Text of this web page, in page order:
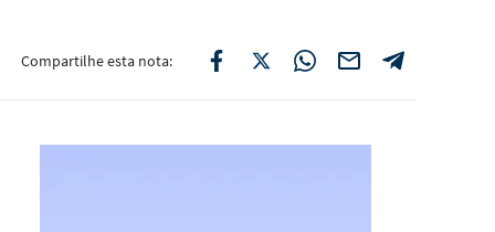
Compartilhe esta nota: